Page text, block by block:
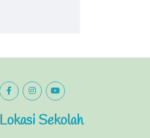
Lokasi Sekolah